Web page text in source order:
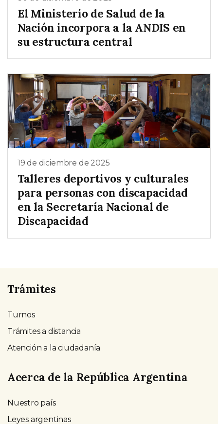
El Ministerio de Salud de la
Nación incorpora a la ANDIS en
su estructura central
19 de diciembre de 2025
Talleres deportivos y culturales
para personas con discapacidad
en la Secretaría Nacional de
Discapacidad
Trámites
Turnos
Trámites a distancia
Atención a la ciudadanía
Acerca de la República Argentina
Nuestro país
Leyes argentinas